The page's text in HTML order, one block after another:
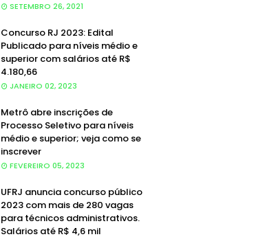
SETEMBRO 26, 2021
Concurso RJ 2023: Edital
Publicado para níveis médio e
superior com salários até R$
4.180,66
JANEIRO 02, 2023
Metrô abre inscrições de
Processo Seletivo para níveis
médio e superior; veja como se
inscrever
FEVEREIRO 05, 2023
UFRJ anuncia concurso público
2023 com mais de 280 vagas
para técnicos administrativos.
Salários até R$ 4,6 mil